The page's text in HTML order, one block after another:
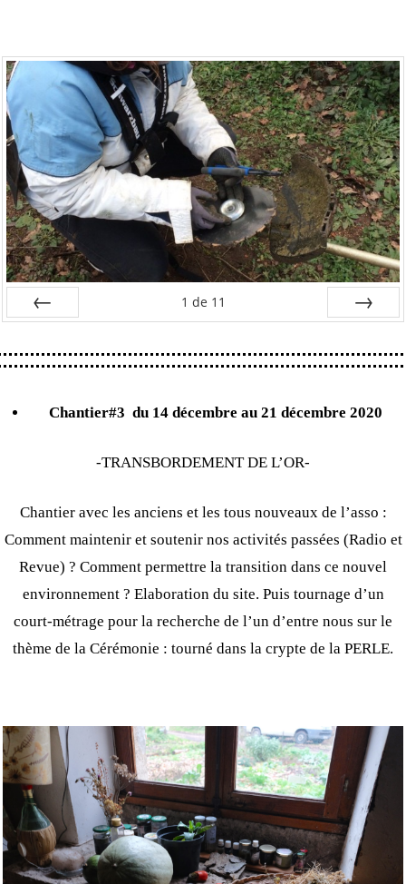
1 de 11
Chantier#3 du 14 décembre au 21 décembre 2020
-TRANSBORDEMENT DE L’OR-
Chantier avec les anciens et les tous nouveaux de l’asso :
Comment maintenir et soutenir nos activités passées (Radio et
Revue) ? Comment permettre la transition dans ce nouvel
environnement ? Elaboration du site. Puis tournage d’un
court-métrage pour la recherche de l’un d’entre nous sur le
thème de la Cérémonie : tourné dans la crypte de la PERLE.